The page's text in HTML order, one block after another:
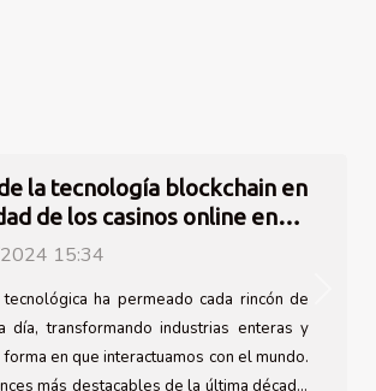
la tecnología blockchain en
de los casinos online en
15:34
ha permeado cada rincón de
día, transformando industrias enteras y
en que interactuamos con el mundo.
más destacables de la última década,